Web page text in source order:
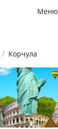
Меню
Корчула